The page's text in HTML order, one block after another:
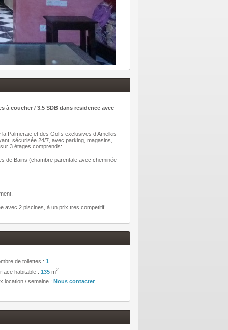
à coucher / 3.5 SDB dans residence avec
Palmeraie et des Golfs exclusives d’Amelkis
sécurisée 24/7, avec parking, magasins,
3 étages comprends:
de Bains (chambre parentale avec cheminée
avec 2 piscines, à un prix tres competitif.
de toilettes : 1
habitable : 135 m2
location / semaine : Nous contacter